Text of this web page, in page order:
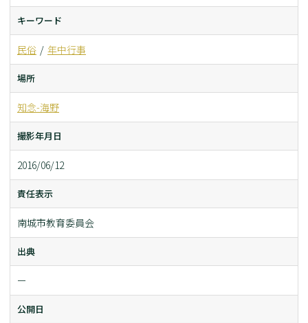
キーワード
民俗 年中行事
場所
知念-海野
撮影年月日
2016/06/12
責任表示
南城市教育委員会
出典
ー
公開日